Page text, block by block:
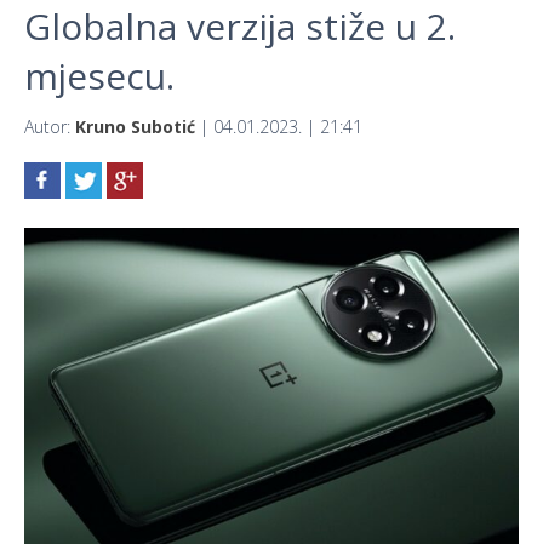
Globalna verzija stiže u 2.
mjesecu.
Autor: Kruno Subotić | 04.01.2023. | 21:41